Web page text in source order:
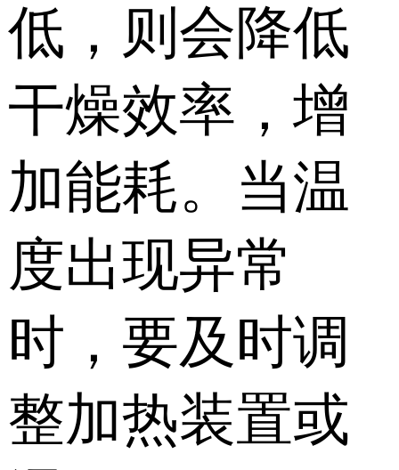
低，则会降低
干燥效率，增
加能耗。当温
度出现异常
时，要及时调
整加热装置或